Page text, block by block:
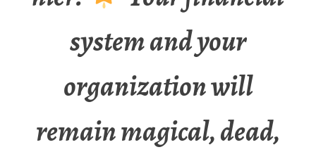
system and your
organization will
remain magical, dead,